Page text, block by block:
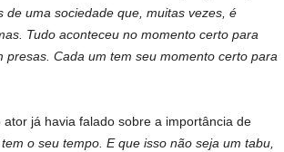
uma sociedade que, muitas vezes, é
Tudo aconteceu no momento certo para
Cada um tem seu momento certo para
ator já havia falado sobre a importância de
o seu tempo. E que isso não seja um tabu,